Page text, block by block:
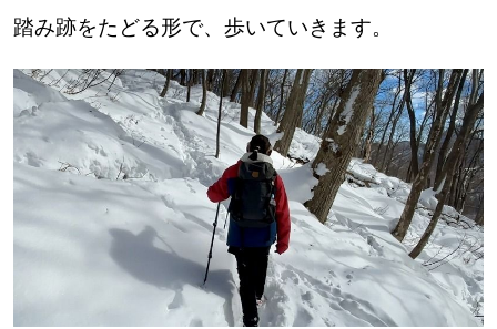
踏み跡をたどる形で、歩いていきます。